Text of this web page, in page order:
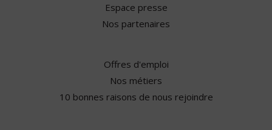
Espace presse
Nos partenaires
Offres d'emploi
Nos métiers
10 bonnes raisons de nous rejoindre